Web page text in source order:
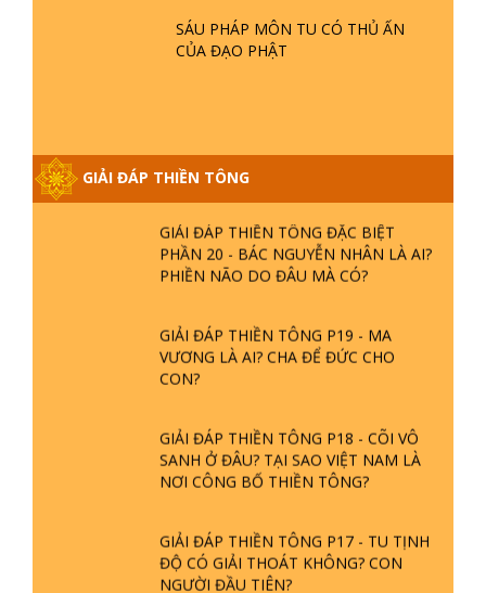
SÁU PHÁP MÔN TU CÓ THỦ ẤN
CỦA ĐẠO PHẬT
GIẢI ĐÁP THIỀN TÔNG
GIẢI ĐÁP THIỀN TÔNG ĐẶC BIỆT P21
- TẠI SAO ĐỨC PHẬT BƯỚC ĐI 7
BƯỚC TRÊN HOA SEN ? | TTTD
GIẢI ĐÁP THIỀN TÔNG ĐẶC BIỆT
PHẦN 20 - BÁC NGUYỄN NHÂN LÀ AI?
PHIỀN NÃO DO ĐÂU MÀ CÓ?
GIẢI ĐÁP THIỀN TÔNG P19 - MA
VƯƠNG LÀ AI? CHA ĐỂ ĐỨC CHO
CON?
GIẢI ĐÁP THIỀN TÔNG P18 - CÕI VÔ
SANH Ở ĐÂU? TẠI SAO VIỆT NAM LÀ
NƠI CÔNG BỐ THIỀN TÔNG?
GIẢI ĐÁP THIỀN TÔNG P17 - TU TỊNH
ĐỘ CÓ GIẢI THOÁT KHÔNG? CON
NGƯỜI ĐẦU TIÊN?